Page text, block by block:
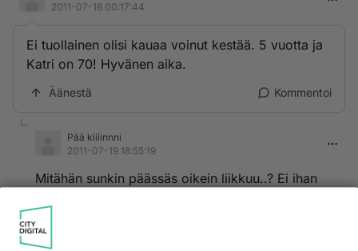
2011-07-18 00:17:44
Ei tuollainen olisi kauaa voinut kestää. 5 vuotta ja
Katri on 70! Hyvänen aika.
Äänestä Kommentoi
Pää kiiiinnni
2011-07-19 18:55:19
Mitähän sunkin päässäs oikein liikkuu..? Ei ihan